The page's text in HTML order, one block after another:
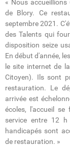
« Nous
de Blory. Ce
septembre 2021.
des Talents qui
disposition seize
En début d'année,
le site internet de
Citoyen). Ils sont
restauration. Le
arrivée est
écoles, l'accueil
service entre 12
handicapés sont
de restauration. »